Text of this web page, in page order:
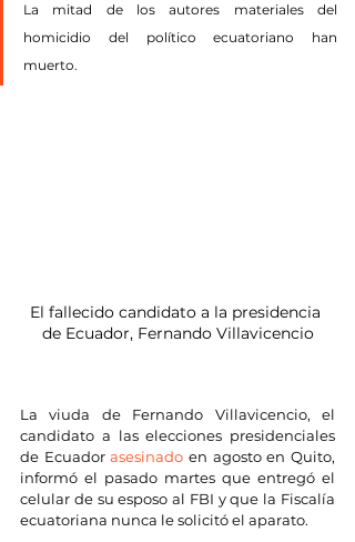
La mitad de los autores materiales del
homicidio del político ecuatoriano han
muerto.
El fallecido candidato a la presidencia
de Ecuador, Fernando Villavicencio
La viuda de Fernando Villavicencio, el
candidato a las elecciones presidenciales
de Ecuador asesinado en agosto en Quito,
informó el pasado martes que entregó el
celular de su esposo al FBI y que la Fiscalía
ecuatoriana nunca le solicitó el aparato.